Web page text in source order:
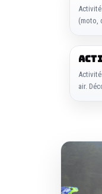
(moto,
air.